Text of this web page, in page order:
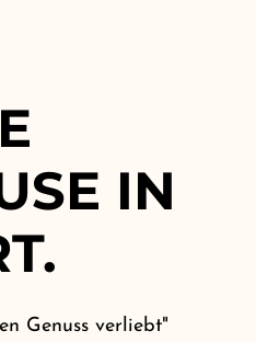
IN
Genuss verliebt"